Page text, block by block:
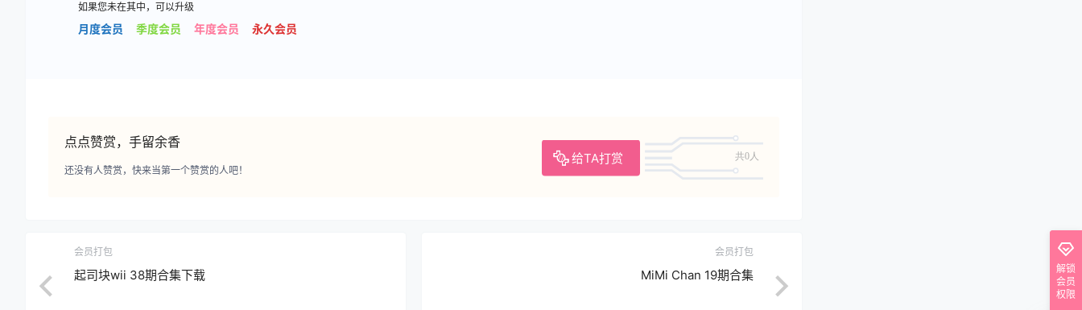
如果您未在其中，可以升级
月度会员 季度会员 年度会员 永久会员
点点赞赏，手留余香
给TA打赏 共0人
还没有人赞赏，快来当第一个赞赏的人吧！
会员打包
起司块wii 38期合集下载
会员打包
MiMi Chan 19期合集
解锁
会员
权限